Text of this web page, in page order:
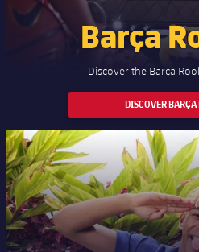
Barça
Discover the Barça
DISCOVER